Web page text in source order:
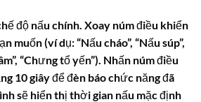
độ nấu chính. Xoay núm điều khiển
muốn (ví dụ: “Nấu cháo”, “Nấu súp”,
“Chưng tổ yến”). Nhấn núm điều
10 giây để đèn báo chức năng đã
sẽ hiển thị thời gian nấu mặc định